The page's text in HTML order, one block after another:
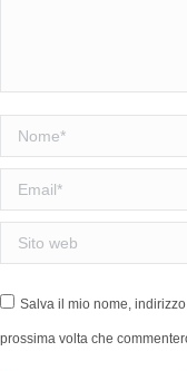
Nome *
Email *
Sito web
Salva il mio nome,
prossima volta che